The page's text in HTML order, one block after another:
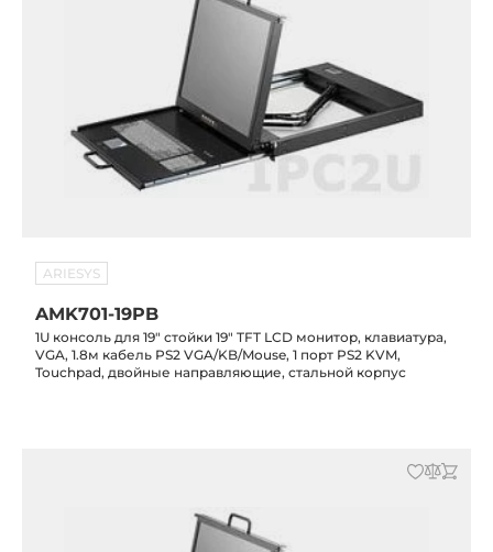
ARIESYS
AMK701-19PB
1U консоль для 19" стойки 19" TFT LCD монитор, клавиатура,
VGA, 1.8м кабель PS2 VGA/KB/Mouse, 1 порт PS2 KVM,
Touchpad, двойные направляющие, стальной корпус